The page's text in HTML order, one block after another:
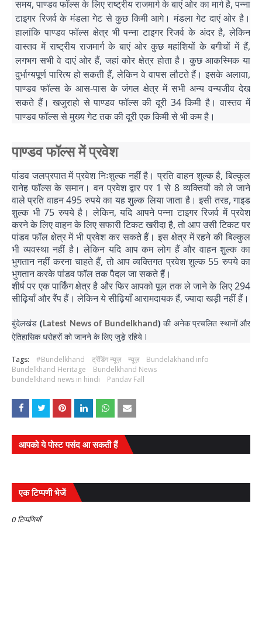
समय, पाण्डव फॉल्स के लिए राष्ट्रीय राजमार्ग के बाएं ओर का मार्ग है, पन्ना
टाइगर रिजर्व के मंडला गेट से कुछ किमी आगे। मंडला गेट दाएं ओर है।
हालांकि पाण्डव फॉल्स क्षेत्र भी पन्ना टाइगर रिजर्व के अंदर है, लेकिन
वास्तव में राष्ट्रीय राजमार्ग के बाएं ओर कुछ महांशियों के बगीचों में हैं,
लगभग सभी वे दाएं ओर हैं, जहां कोर क्षेत्र होता है। कुछ आकस्मिक या
दुर्भाग्यपूर्ण पारित्य हो सकती हैं, लेकिन वे वापस लौटते हैं। इसके अलावा,
पाण्डव फॉल्स के आस-पास के जंगल क्षेत्र में सभी अन्य वन्यजीव देख
सकते हैं। खजुराहो से पाण्डव फॉल्स की दूरी 34 किमी है। वास्तव में
पाण्डव फॉल्स से मुख्य गेट तक की दूरी एक किमी से भी कम है।
पाण्डव फॉल्स में प्रवेश
पांडव जलप्रपात में प्रवेश निःशुल्क नहीं है। प्रति वाहन शुल्क है, बिल्कुल
रानेह फॉल्स के समान। वन प्रवेश द्वार पर 1 से 8 व्यक्तियों को ले जाने
वाले प्रति वाहन 495 रुपये का यह शुल्क लिया जाता है। इसी तरह, गाइड
शुल्क भी 75 रुपये है। लेकिन, यदि आपने पन्ना टाइगर रिजर्व में प्रवेश
करने के लिए वाहन के लिए सफारी टिकट खरीदा है, तो आप उसी टिकट पर
पांडव फॉल क्षेत्र में भी प्रवेश कर सकते हैं। इस क्षेत्र में रहने की बिल्कुल
भी व्यवस्था नहीं है। लेकिन यदि आप कम लोग हैं और वाहन शुल्क का
भुगतान नहीं करना चाहते हैं, तो आप व्यक्तिगत प्रवेश शुल्क 55 रुपये का
भुगतान करके पांडव फॉल तक पैदल जा सकते हैं।
शीर्ष पर एक पार्किंग क्षेत्र है और फिर आपको पूल तक ले जाने के लिए 294
सीढ़ियाँ और रैंप हैं। लेकिन ये सीढ़ियाँ आरामदायक हैं, ज्यादा खड़ी नहीं हैं।
बुंदेलखंड ( Latest News of Bundelkhand) की अनेक प्रचलित स्थानों और
ऐतिहासिक धरोहरों को जानने के लिए जुड़े रहिये I
Tags: #Bundelkhand ट्रेंडिंग न्यूज़ न्यूज़
Bundelakhand info
Bundelkhand Heritage
Bundelkhand News
bundelkhand news in hindi
Pandav Fall
आपको ये पोस्ट पसंद आ सकती हैं
एक टिप्पणी भेजें
0 टिप्पणियाँ